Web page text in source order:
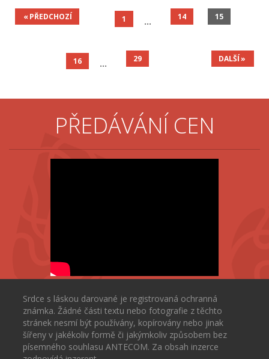
PŘEDCHOZÍ 1 14 15
16 29 DALŠÍ
PŘEDÁVÁNÍ CEN
Srdce s láskou darované je registrovaná ochranná
známka. Žádné části textu nebo fotografie z těchto
stránek nesmí být používány, kopírovány nebo jinak
šířeny v jakékoliv formě či jakýmkoliv způsobem bez
písemného souhlasu ANTECOM. Za obsah inzerce